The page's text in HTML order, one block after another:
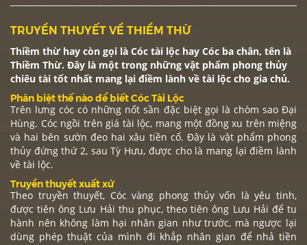
TRUYỀN THUYẾT VỀ THIỀM THỪ
Thiềm thừ hay còn gọi là Cóc tài lộc hay Cóc ba chân, tên là
Thiềm Thừ. Đây là một trong những vật phẩm phong thủy
chiêu tài tốt nhất mang lại điềm lành về tài lộc cho gia chủ.
Phân biệt thế nào để biết Cóc Tài Lộc
Trên lưng cóc có những nốt sần đặc biệt gọi là chòm sao Đại
Hùng. Cóc ngồi trên giá tài lộc, mang một đồng xu trên miệng
và hai bên sườn đeo hai xâu tiền cổ. Đây là vật phẩm phong
thủy đứng thứ 2, sauTỳ Hưu, được cho là mang lại điềm lành
về tài lộc.
Truyền thuyết xuất xứ
Theo truyền thuyết, Cóc vàng phong thủy vốn là yêu tinh,
được tiên ông Lưu Hải thu phục, theo tiên ông Lưu Hải để tu
hành nên không làm hại nhân gian như trước, mà ngược lại
dùng phép thuật của mình đi khắp nhân gian để nhả tiền